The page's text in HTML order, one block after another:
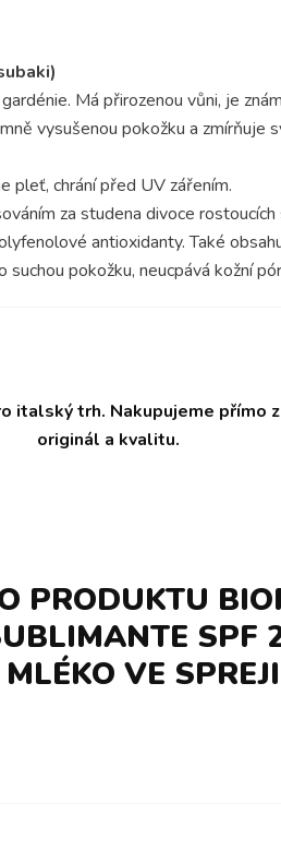
Má přirozenou vůni, je
vysušenou pokožku a zmírňuje
pleť, chrání před UV zářením.
za studena divoce
antioxidanty. Také
pokožku, neucpává kožní
italský trh. Nakupujeme
originál a kvalitu.
PRODUKTU
SPF
VE